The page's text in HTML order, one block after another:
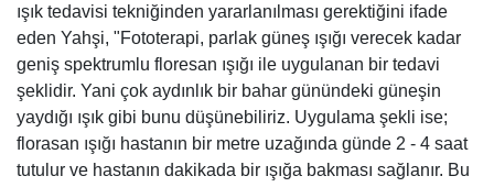
ışık tedavisi tekniğinden yararlanılması gerektiğini ifade
eden Yahşi, "Fototerapi, parlak güneş ışığı verecek kadar
geniş spektrumlu floresan ışığı ile uygulanan bir tedavi
şeklidir. Yani çok aydınlık bir bahar günündeki güneşin
yaydığı ışık gibi bunu düşünebiliriz. Uygulama şekli ise;
florasan ışığı hastanın bir metre uzağında günde 2 - 4 saat
tutulur ve hastanın dakikada bir ışığa bakması sağlanır. Bu